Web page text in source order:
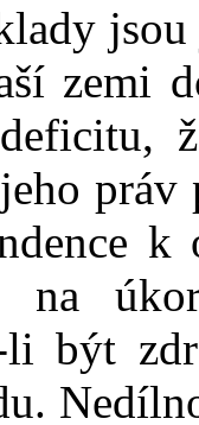
zemi
k
na
li být